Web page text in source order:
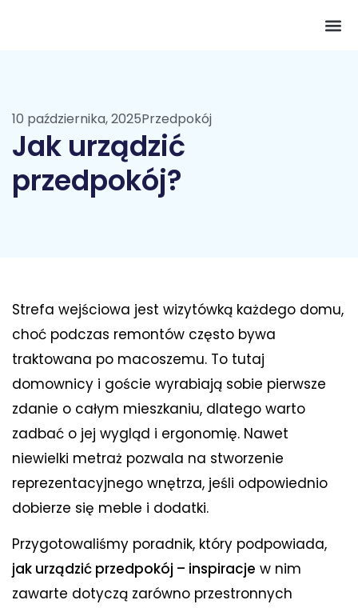
10 października, 2025Przedpokój
Jak urządzić
przedpokój?
Strefa wejściowa jest wizytówką każdego domu,
choć podczas remontów często bywa
traktowana po macoszemu. To tutaj
domownicy i goście wyrabiają sobie pierwsze
zdanie o całym mieszkaniu, dlatego warto
zadbać o jej wygląd i ergonomię. Nawet
niewielki metraż pozwala na stworzenie
reprezentacyjnego wnętrza, jeśli odpowiednio
dobierze się meble i dodatki.
Przygotowaliśmy poradnik, który podpowiada,
jak urządzić przedpokój – inspiracje w nim
zawarte dotyczą zarówno przestronnych